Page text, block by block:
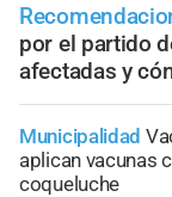
por el partido
afectadas y
Municipalidad
aplican vacunas
coqueluche